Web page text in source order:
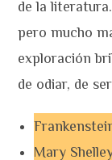
de la
pero mucho
exploración
de odiar, de
Mary